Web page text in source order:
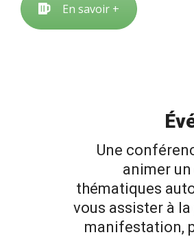
En savoir +
Une
animer
thématiques
vous assister à
manifestation,